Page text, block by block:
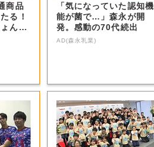
商品
る！
ん？
「気になっていた認知機
能が菌で…」森永が開
発。感動の70代続出
AD(森永乳業)